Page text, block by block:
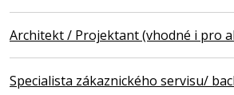
Architekt / Projektant (vhodné i pro
Specialista zákaznického servisu/